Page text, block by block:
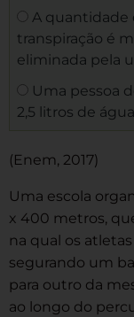
A quantidade
transpiração é
eliminada pela
Uma pessoa
2,5 litros de
(Enem, 2017)
Uma escola
x 400 metros,
na qual os
segurando um
para outro da
ao longo do